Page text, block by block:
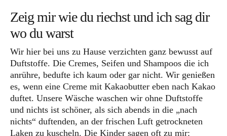
Zeig mir wie du riechst und ich sag dir
wo du warst
Wir hier bei uns zu Hause verzichten ganz bewusst auf
Duftstoffe. Die Cremes, Seifen und Shampoos die ich
anrühre, bedufte ich kaum oder gar nicht. Wir genießen
es, wenn eine Creme mit Kakaobutter eben nach Kakao
duftet. Unsere Wäsche waschen wir ohne Duftstoffe
und nichts ist schöner, als sich abends in die „nach
nichts“ duftenden, an der frischen Luft getrockneten
Laken zu kuscheln. Die Kinder sagen oft zu mir: